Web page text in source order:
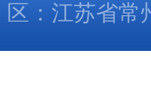
区：江苏省常